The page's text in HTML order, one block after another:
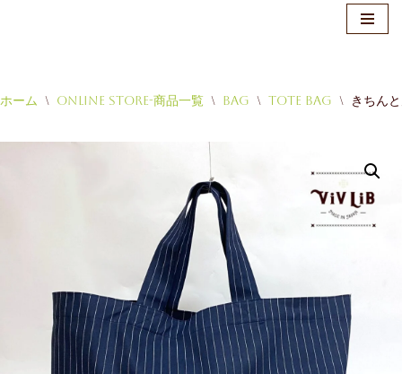
ン
ホーム \ Online Store-商品一覧 \ Bag \ Tote Bag \ きちん